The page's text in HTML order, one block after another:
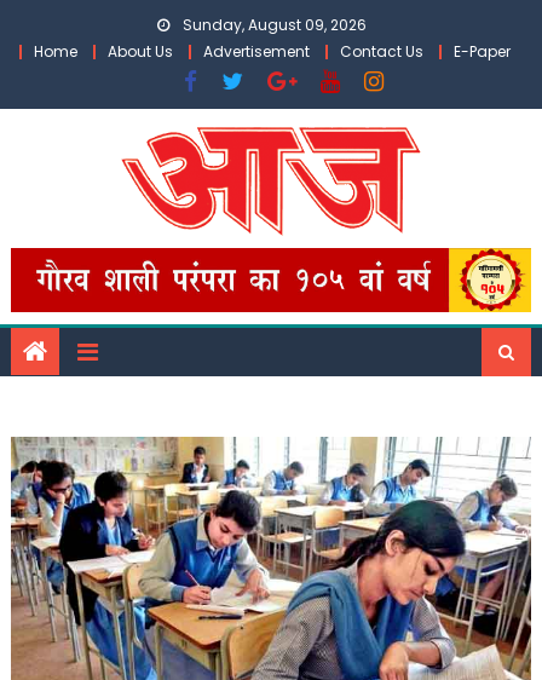
Sunday, August 09, 2026
Home
About Us Advertisement Contact Us E-Paper